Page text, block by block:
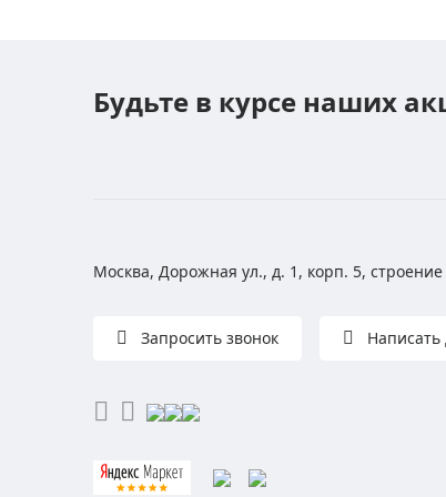
Будьте в курсе наших
Москва, Дорожная ул., д. 1, корп. 5, строение
Запросить звонок Написать